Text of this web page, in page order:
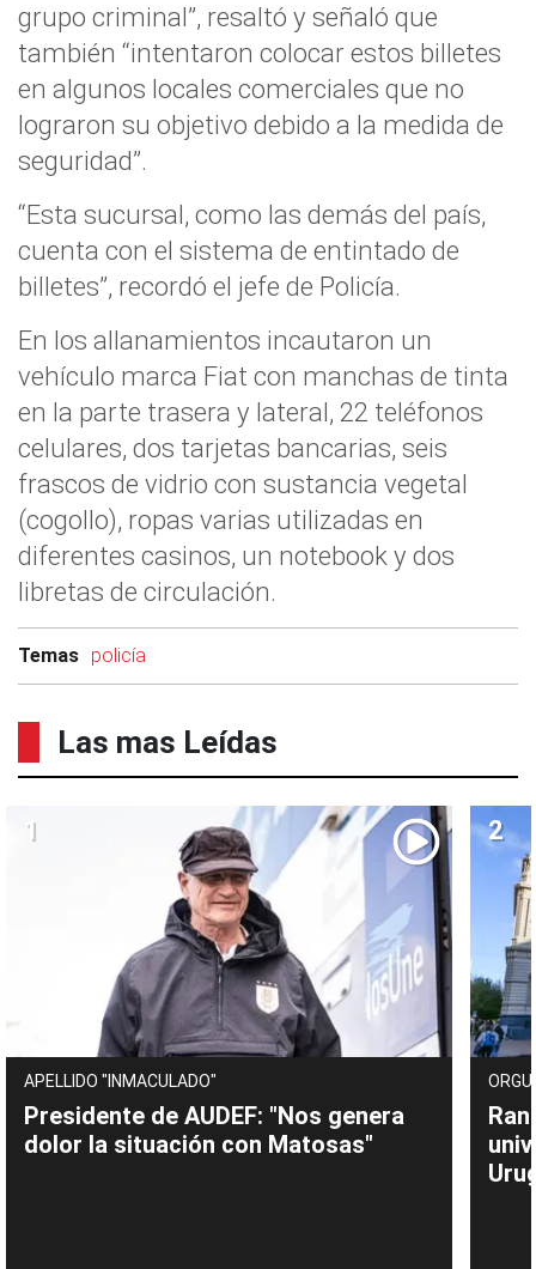
grupo criminal”, resaltó y señaló que
también “intentaron colocar estos billetes
en algunos locales comerciales que no
lograron su objetivo debido a la medida de
seguridad”.
“Esta sucursal, como las demás del país,
cuenta con el sistema de entintado de
billetes”, recordó el jefe de Policía.
En los allanamientos incautaron un
vehículo marca Fiat con manchas de tinta
en la parte trasera y lateral, 22 teléfonos
celulares, dos tarjetas bancarias, seis
frascos de vidrio con sustancia vegetal
(cogollo), ropas varias utilizadas en
diferentes casinos, un notebook y dos
libretas de circulación.
Temas policía
Las mas Leídas
APELLIDO "INMACULADO"
Presidente de AUDEF: "Nos genera
dolor la situación con Matosas"